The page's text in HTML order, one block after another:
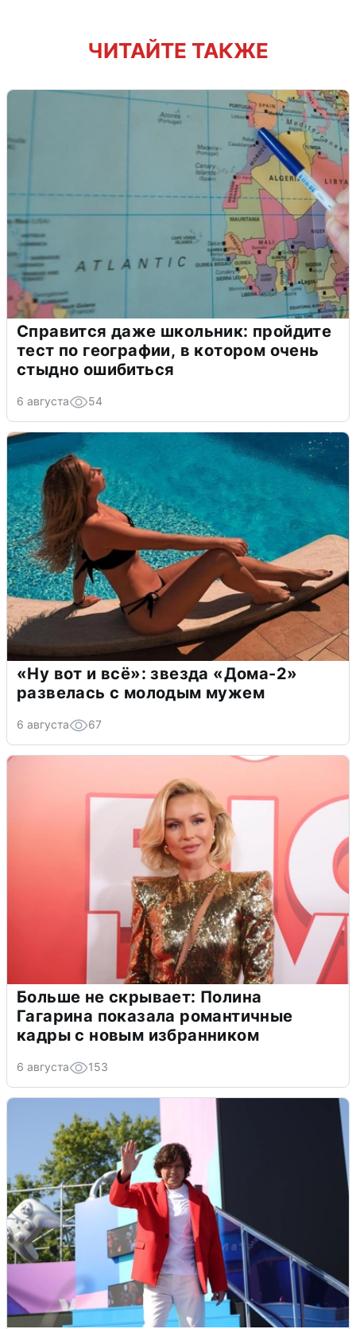
ЧИТАЙТЕ ТАКЖЕ
Справится даже школьник: пройдите
тест по географии, в котором очень
стыдно ошибиться
6 августа 54
«Ну вот и всё»: звезда «Дома-2»
развелась с молодым мужем
6 августа 67
Больше не скрывает: Полина
Гагарина показала романтичные
кадры с новым избранником
6 августа 153